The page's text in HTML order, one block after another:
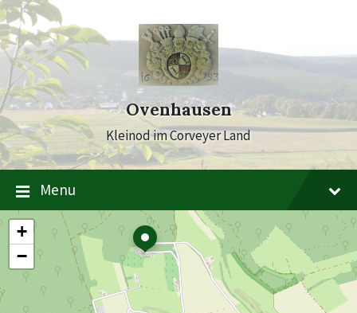
Skip
to
content
Skip
to
main
navigation
Skip
to
footer
Ovenhausen
Kleinod im Corveyer Land
Menu
+
−